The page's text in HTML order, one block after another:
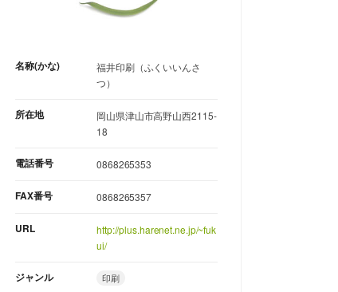
名称(かな)
福井印刷（ふくいいんさ
つ）
所在地
岡山県津山市高野山西2115-
18
電話番号 0868265353
FAX番号 0868265357
URL
http://plus.harenet.ne.jp/~fuk
ui/
ジャンル 印刷